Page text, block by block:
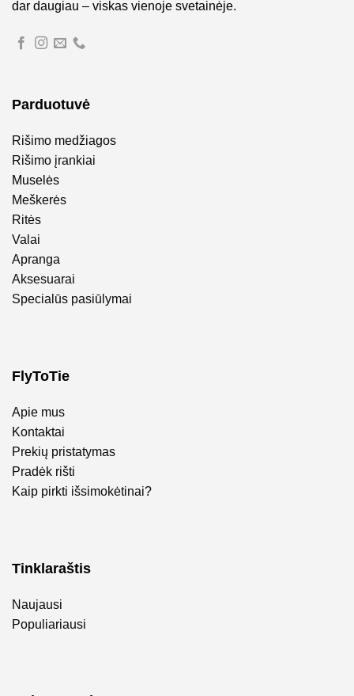
dar daugiau – viskas vienoje svetainėje.
Parduotuvė
Rišimo medžiagos
Rišimo įrankiai
Muselės
Meškerės
Ritės
Valai
Apranga
Aksesuarai
Specialūs pasiūlymai
FlyToTie
Apie mus
Kontaktai
Prekių pristatymas
Pradėk rišti
Kaip pirkti išsimokėtinai?
Tinklaraštis
Naujausi
Populiariausi